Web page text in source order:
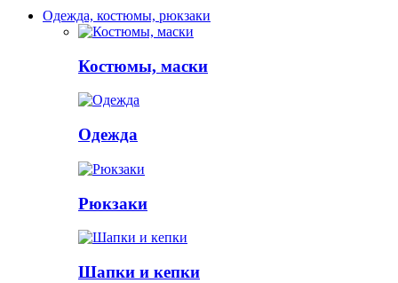
Одежда, костюмы, рюкзаки
Костюмы, маски
Одежда
Рюкзаки
Шапки и кепки